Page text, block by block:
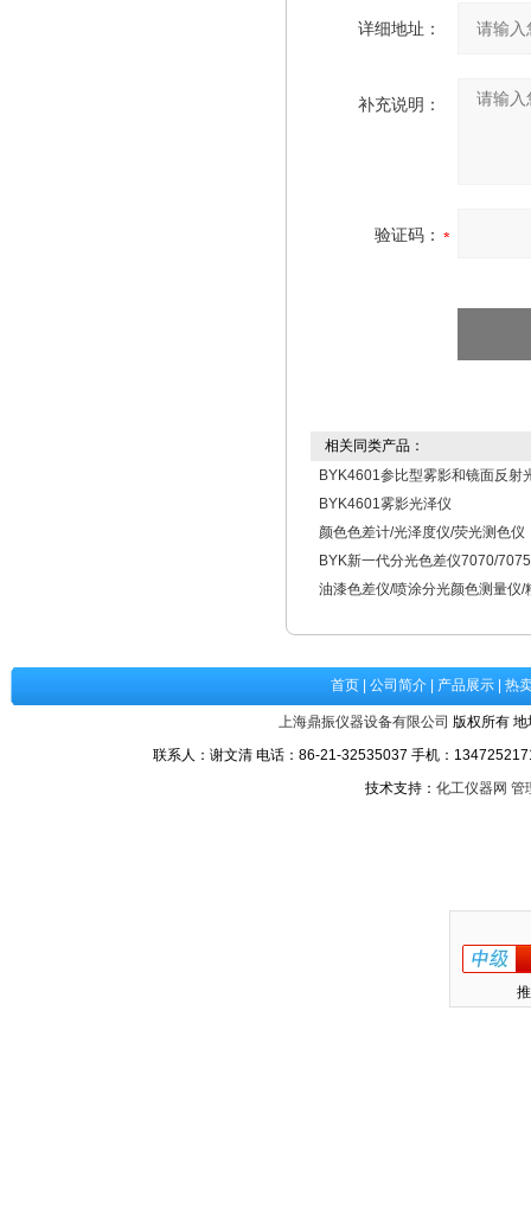
详细地址：
补充说明：
验证码：
相关同类产品：
BYK4601参比型雾影和镜面反射
BYK4601雾影光泽仪
颜色色差计/光泽度仪/荧光测色仪
BYK新一代分光色差仪7070/7075
油漆色差仪/喷涂分光颜色测量仪/
首页| 公司简介| 产品展示| 热
上海鼎振仪器设备有限公司 版权所有
联系人：谢文清 电话：86-21-32535037 手机：
技术支持： 化工仪器网 管